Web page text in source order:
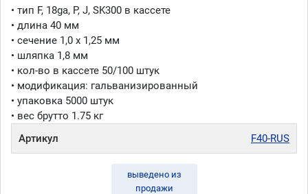
• тип F, 18ga, P, J, SK300 в кассете
• длина 40 мм
• сечение 1,0 x 1,25 мм
• шляпка 1,8 мм
• кол-во в кассете 50/100 штук
• модификация: гальванизированный
• упаковка 5000 штук
• вес брутто 1.75 кг
Артикул
F40-RUS
выведено из
продажи